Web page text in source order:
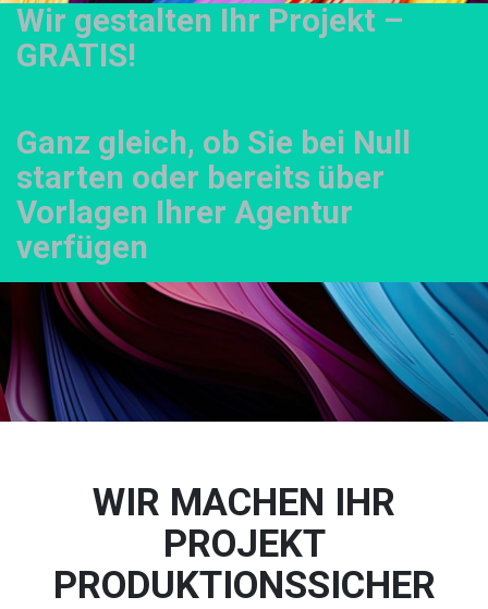
Wir gestalten Ihr Projekt –
GRATIS!
Ganz gleich, ob Sie bei Null
starten oder bereits über
Vorlagen Ihrer Agentur
verfügen
WIR MACHEN IHR
PROJEKT
PRODUKTIONSSICHER